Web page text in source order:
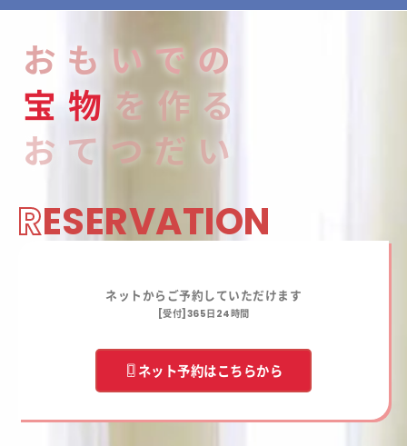
RESERVATION
ネットからご予約していただけます
[受付]365日24時間
ネット予約はこちらから
おもいでの
宝 物 を作る
おてつだい